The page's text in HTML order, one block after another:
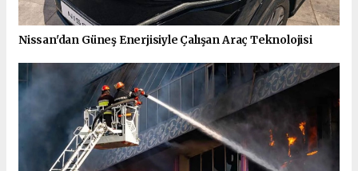
Nissan'dan Güneş Enerjisiyle Çalışan Araç Teknolojisi